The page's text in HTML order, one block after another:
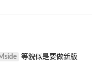
等貌似是要做新版